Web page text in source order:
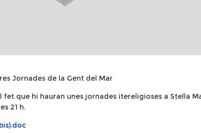
Jornades de la Gent del Mar
que hi hauran unes jornades itereligioses a Stella
21 h.